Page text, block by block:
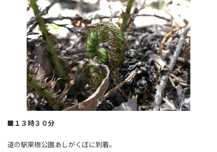
■１３時３０分
道の駅果樹公園あしがくぼに到着。